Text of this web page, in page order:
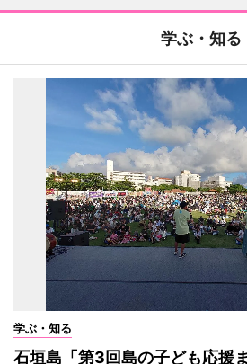
学ぶ・知る
学ぶ・知る
石垣島「第3回島の子ども応